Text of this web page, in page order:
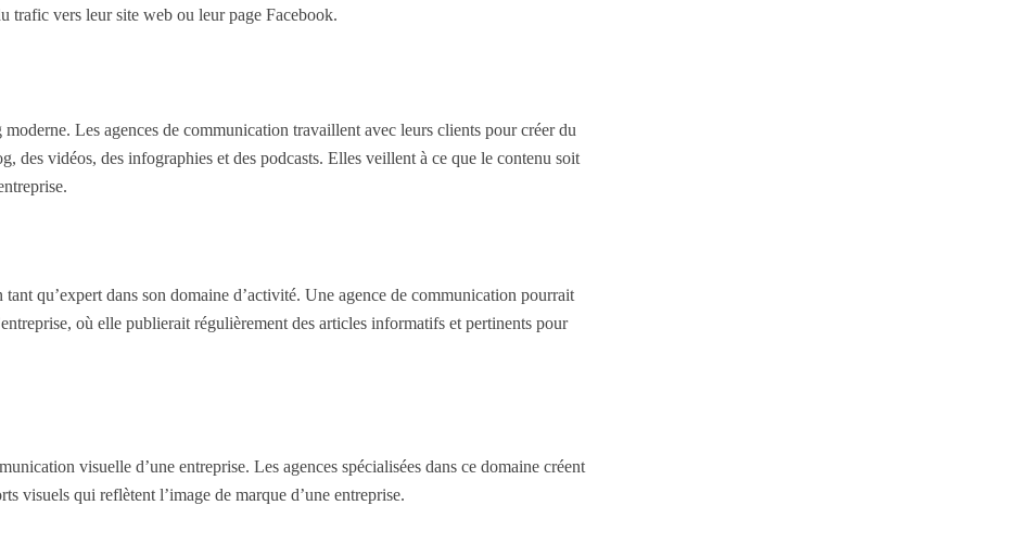
trafic vers leur site web ou leur page Facebook.
Les agences de communication travaillent avec leurs clients pour créer du
des vidéos, des infographies et des podcasts. Elles veillent à ce que le contenu soit
qu’expert dans son domaine d’activité. Une agence de communication pourrait
où elle publierait régulièrement des articles informatifs et pertinents pour
visuelle d’une entreprise. Les agences spécialisées dans ce domaine créent
visuels qui reflètent l’image de marque d’une entreprise.